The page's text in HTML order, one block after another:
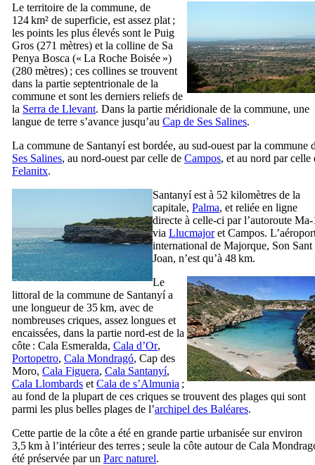
Le territoire de la commune, de
124 km² de superficie, est assez plat ;
les points les plus élevés sont le Puig
Gros (271 mètres) et la colline de Sa
Penya Bosca (« La Roche Boisée »)
(280 mètres) ; ces collines se trouvent
dans la partie septentrionale de la
commune et sont les derniers reliefs de
la Serra de Llevant. Dans la partie méridionale de la commune, une
langue de terre s’avance jusqu’au Cap de Ses Salines.
La commune de Santanyíest bordée, au sud-ouest par la commune
Ses Salines, au nord-ouest par celle de Campos, et au nord par celle
Felanitx.
Santanyíest à 52 kilomètres de la
capitale, Palma, et reliée en ligne
directe à celle-ci par l’autoroute
via Llucmajoret Campos.
international de Majorque, Son Sant
Joan, n’est qu’à 48 km.
Le
littoral de la commune de Santanyía
une longueur de 35 km, avec de
nombreuses criques, assez longues et
encaissées, dans la partie nord-est de la
côte : Cala Esmeralda, Cala d’Or,
Portopetro, Cala Mondragó, Cap des
Moro, Cala Figuera, Cala Santanyí,
Cala Llombards et Cala de s’Almunia ;
au fond de la plupart de ces criques se trouvent des plages qui sont
parmi les plus belles plages de l’archipel des Baléares.
Cette partie de la côte a été en grande partie urbanisée sur environ
3,5 km à l’intérieur des terres ; seule la côte autour de Cala
été préservée par un Parc naturel.